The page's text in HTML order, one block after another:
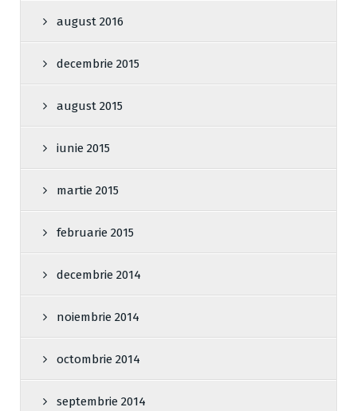
august 2016
decembrie 2015
august 2015
iunie 2015
martie 2015
februarie 2015
decembrie 2014
noiembrie 2014
octombrie 2014
septembrie 2014